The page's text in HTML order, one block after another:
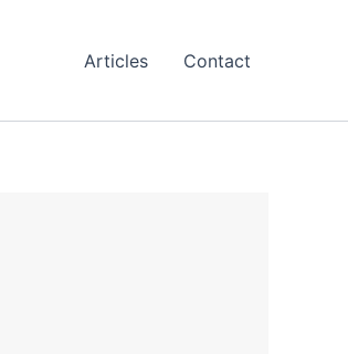
Articles Contact